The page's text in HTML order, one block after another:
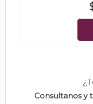
Consultanos y